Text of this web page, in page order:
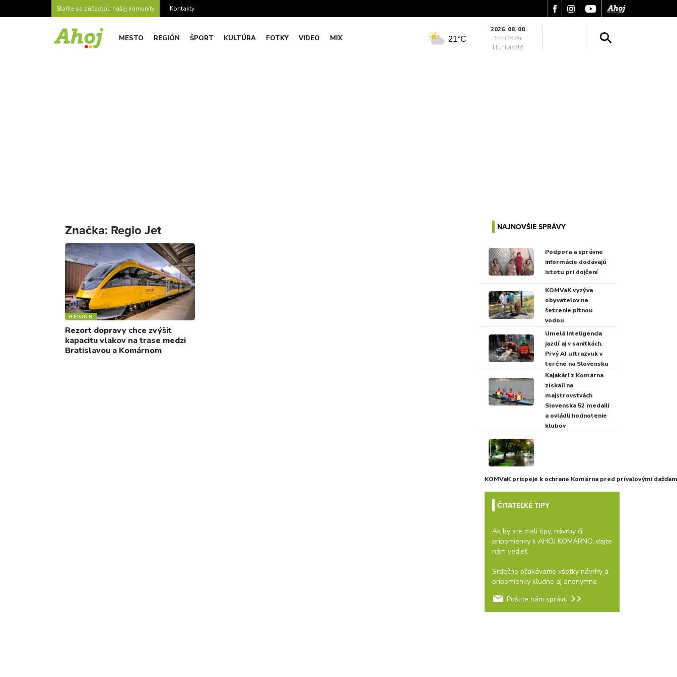
Staňte sa súčasťou našej komunity Kontakty
MESTO REGIÓN ŠPORT KULTÚRA FOTKY VIDEO MIX 21°C
2026. 08. 08.
SK: Oskár
HU: László
Značka: Regio Jet
REGIÓN
Rezort dopravy chce zvýšiť
kapacitu vlakov na trase medzi
Bratislavou a Komárnom
NAJNOVŠIE SPRÁVY
Podpora a správne
informácie dodávajú
istotu pri dojčení
KOMVaK vyzýva
obyvateľov na
šetrenie pitnou
vodou
Umelá inteligencia
jazdí aj v sanitkách.
Prvý AI ultrazvuk v
teréne na Slovensku
Kajakári z Komárna
získali na
majstrovstvách
Slovenska 52 medailí
a ovládli hodnotenie
klubov
KOMVaK prispeje k ochrane Komárna pred prívalovými
ČITATEĽKÉ TIPY
Ak by ste mali tipy, návrhy či
pripomienky k AHOJ KOMÁRNO, dajte
nám vedieť.
Srdečne očakávame všetky návrhy a
pripomienky kľudne aj anonymne.
Pošlite nám správu